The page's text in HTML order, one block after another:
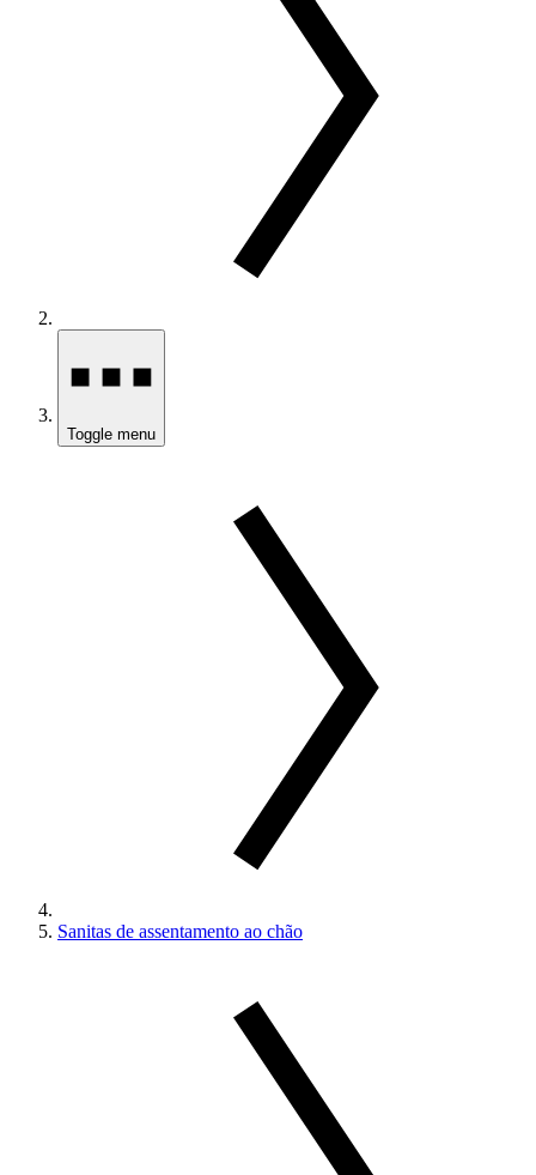
Toggle menu
Sanitas de assentamento ao chão